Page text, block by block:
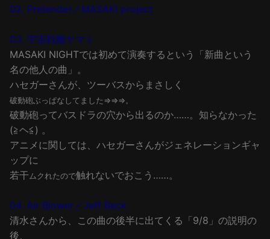
02. Pretender／MASAKI project
03. 宇宙戦艦ヤマト
MASAKI NIGHTでは初めて演奏するという「新曲という
名の他人の曲」。
ハセガーさんが、ツーバスからまさしく
破動砲ぶっぱなしてました⇒⇒⇒。
破動砲ってバスドラの穴から出るのか……。知らなかった
(≧ヘ≦) 。
アニメに関しては、ハセガーさんがジェネレーションギャ
ップに
若干ムクれたので触れないでおこう……。
04. Air Blower／Jeff Beck
清水さんから、この曲の後半に出てくる「9/8」の説明の
後、